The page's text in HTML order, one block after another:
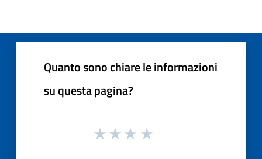
Quanto sono chiare le informazioni
su questa pagina?